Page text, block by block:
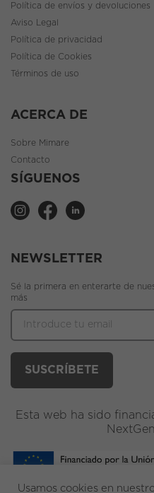
Política de envíos y devoluciones
Aviso Legal
Política de privacidad
Política de Cookies
Términos de uso
ACERCA DE
Sobre Mimare
Contacto
SÍGUENOS
NEWSLETTER
Sé la primera en enterarte de
más
Esta web ha sido
Usamos cookies en